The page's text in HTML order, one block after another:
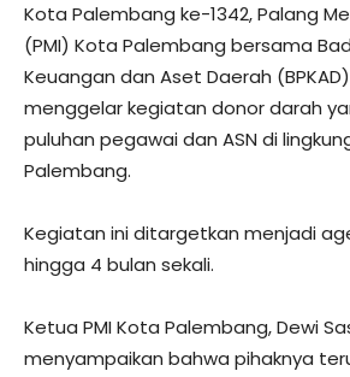
Kota Palembang ke-1342, Palang
(PMI) Kota Palembang bersama
Keuangan dan Aset Daerah
menggelar kegiatan donor darah
puluhan pegawai dan ASN di
Palembang.
Kegiatan ini ditargetkan menjadi
hingga 4 bulan sekali.
Ketua PMI Kota Palembang, Dewi
menyampaikan bahwa pihaknya